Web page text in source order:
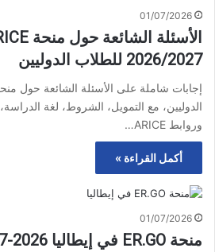
01/07/2026
2026/2027 للطلاب الدوليين
الدوليين، مع التمويل، الشروط، لغة
وروابط ARICE…
أكمل القراءة »
01/07/2026